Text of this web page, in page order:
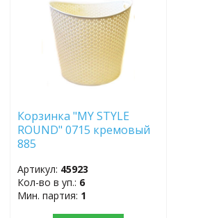
Корзинка "MY STYLE
ROUND" 0715 кремовый
885
Артикул: 45923
Кол-во в уп.: 6
Мин. партия: 1